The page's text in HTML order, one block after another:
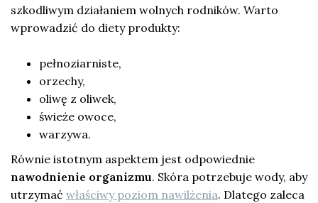
szkodliwym działaniem wolnych rodników. Warto
wprowadzić do diety produkty:
pełnoziarniste,
orzechy,
oliwę z oliwek,
świeże owoce,
warzywa.
Równie istotnym aspektem jest odpowiednie
nawodnienie organizmu. Skóra potrzebuje wody, aby
utrzymać właściwy poziom nawilżenia. Dlatego zaleca